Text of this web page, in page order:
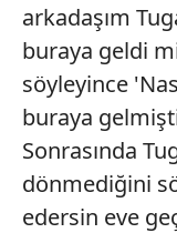
arkadaşım
buraya geldi
söyleyince
buraya
Sonrasında
dönmediğini
edersin eve